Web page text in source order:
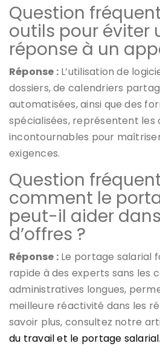
Question
outils pour éviter
réponse à un
Réponse : L’utilisation de
dossiers, de calendriers
automatisées, ainsi que des
spécialisées, représentent les
incontournables pour
exigences.
Question
comment le
peut-il aider
d’offres ?
Réponse : Le portage salarial
rapide à des experts sans les
administratives longues,
meilleure réactivité dans les
savoir plus, consultez notre
du travail et le portage salarial.